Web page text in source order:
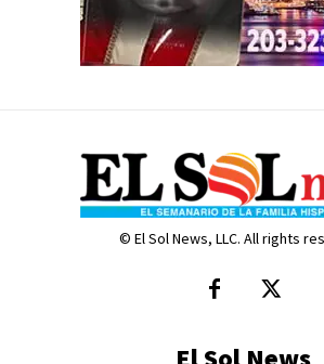
© El Sol News, LLC. All rights